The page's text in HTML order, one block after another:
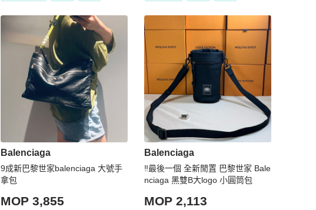
Balenciaga
9成新巴黎世家balenciaga 大號手
拿包
MOP 3,855
Balenciaga
‼️最後一個 全新閒置 巴黎世家 Bale
nciaga 黑雙B大logo 小圓筒包
MOP 2,113